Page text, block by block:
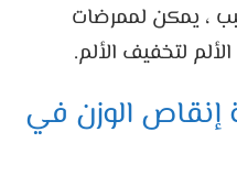
، يمكن لممرضات
لتخفيف الألم.
إنقاص الوزن في